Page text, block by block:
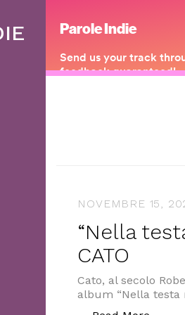
NOVEMBRE 15,
“Nella
CATO
Cato, al secolo
album “Nella